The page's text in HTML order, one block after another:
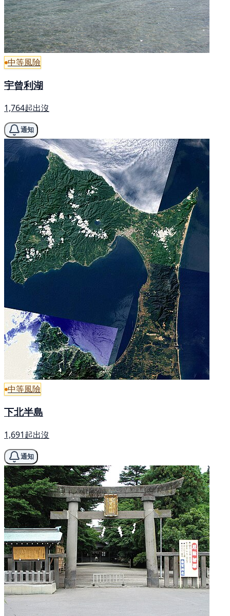
中等風險
宇曾利湖
1,764起出沒
通知
中等風險
下北半島
1,691起出沒
通知